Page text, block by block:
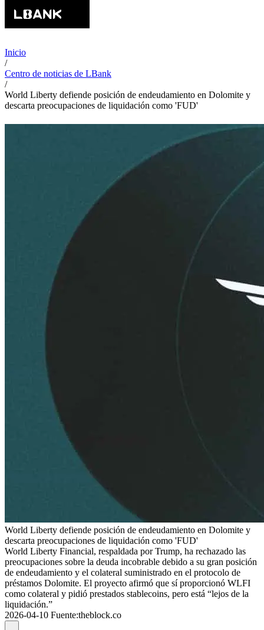
Inicio
/
Centro de noticias de LBank
/
World Liberty defiende posición de endeudamiento en Dolomite y
descarta preocupaciones de liquidación como 'FUD'
World Liberty defiende posición de endeudamiento en Dolomite y
descarta preocupaciones de liquidación como 'FUD'
World Liberty Financial, respaldada por Trump, ha rechazado las
preocupaciones sobre la deuda incobrable debido a su gran posición
de endeudamiento y el colateral suministrado en el protocolo de
préstamos Dolomite. El proyecto afirmó que sí proporcionó WLFI
como colateral y pidió prestados stablecoins, pero está “lejos de la
liquidación.”
2026-04-10 Fuente:theblock.co